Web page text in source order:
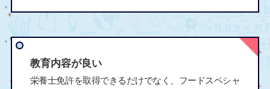
教育内容が良い
栄養士免許を取得できるだけでなく、フードスペシャ